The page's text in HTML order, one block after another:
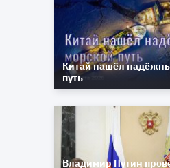
Китай нашёл
путь
Владимир Путин